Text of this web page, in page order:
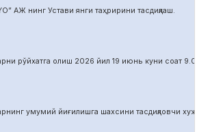
АЖ нинг Устави янги таҳририни тасдиқлаш.
рўйхатга олиш 2026 йил 19 июнь куни соат 9.00
умумий йиғилишга шахсини тасдиқловчи